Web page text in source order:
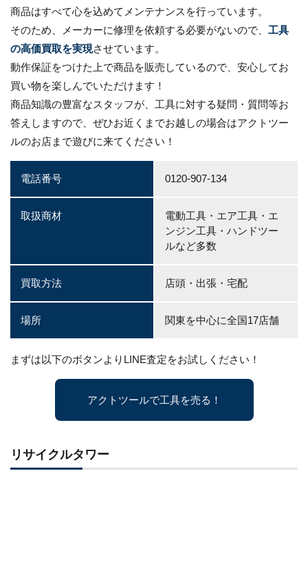
商品はすべて心を込めてメンテナンスを行っています。
そのため、メーカーに修理を依頼する必要がないので、 工具
の高価買取を実現させています。
動作保証をつけた上で商品を販売しているので、安心してお
買い物を楽しんでいただけます！
商品知識の豊富なスタッフが、工具に対する疑問・質問等お
答えしますので、ぜひお近くまでお越しの場合はアクトツー
ルのお店まで遊びに来てください！
電話番号 0120-907-134
取扱商材
電動工具・エア工具・エ
ンジン工具・ハンドツー
ルなど多数
買取方法 店頭・出張・宅配
場所 関東を中心に全国17店舗
まずは以下のボタンよりLINE査定をお試しください！
アクトツールで工具を売る！
リサイクルタワー